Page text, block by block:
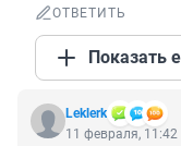
ОТВЕТИТЬ
Показать
Leklerk
11 февраля, 11:42